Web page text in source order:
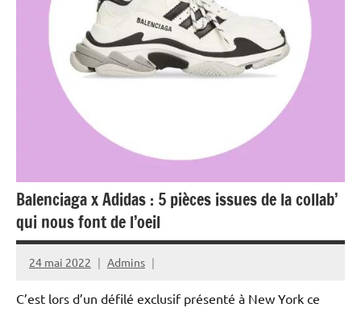
Balenciaga x Adidas : 5 pièces issues de la collab’
qui nous font de l’oeil
24 mai 2022 Admins
C’est lors d’un défilé exclusif présenté à New York ce